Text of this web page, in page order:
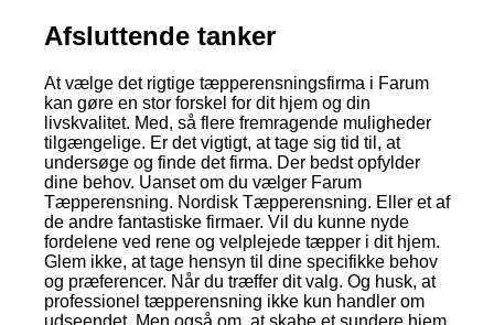
Afsluttende tanker
At vælge det rigtige tæpperensningsfirma i Farum
kan gøre en stor forskel for dit hjem og din
livskvalitet. Med, så flere fremragende muligheder
tilgængelige. Er det vigtigt, at tage sig tid til, at
undersøge og finde det firma. Der bedst opfylder
dine behov. Uanset om du vælger Farum
Tæpperensning. Nordisk Tæpperensning. Eller et af
de andre fantastiske firmaer. Vil du kunne nyde
fordelene ved rene og velplejede tæpper i dit hjem.
Glem ikke, at tage hensyn til dine specifikke behov
og præferencer. Når du træffer dit valg. Og husk, at
professionel tæpperensning ikke kun handler om
udseendet. Men også om, at skabe et sundere hjem